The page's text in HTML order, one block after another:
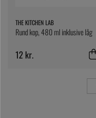
THE KITCHEN LAB
Rund kop, 480 ml inklusive låg
12 kr.